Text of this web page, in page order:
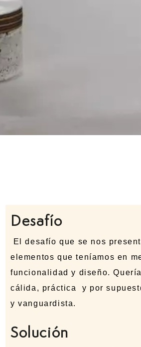
Desafío
El desafío que se nos
elementos que teníamos en
funcionalidad y diseño.
cálida, práctica y por
y vanguardista.
Solución